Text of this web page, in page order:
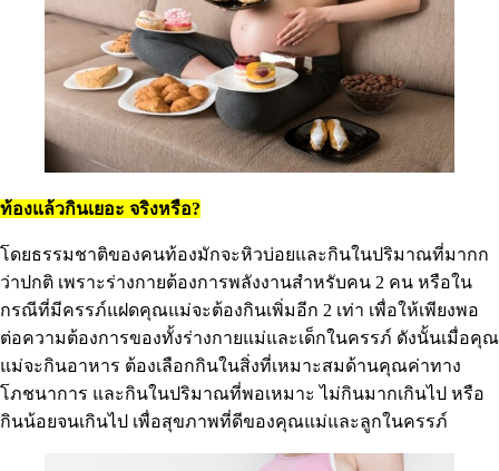
ท้องแล้วกินเยอะ จริงหรือ?
โดยธรรมชาติของคนท้องมักจะหิวบ่อยและกินในปริมาณที่มากก
ว่าปกติ เพราะร่างกายต้องการพลังงานสำหรับคน 2 คน หรือใน
กรณีที่มีครรภ์แฝดคุณแม่จะต้องกินเพิ่มอีก 2 เท่า เพื่อให้เพียงพอ
ต่อความต้องการของทั้งร่างกายแม่และเด็กในครรภ์ ดังนั้นเมื่อคุณ
แม่จะกินอาหาร ต้องเลือกกินในสิ่งที่เหมาะสมด้านคุณค่าทาง
โภชนาการ และกินในปริมาณที่พอเหมาะ ไม่กินมากเกินไป หรือ
กินน้อยจนเกินไป เพื่อสุขภาพที่ดีของคุณแม่และลูกในครรภ์